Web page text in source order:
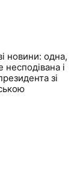
новини: одна,
і
зі